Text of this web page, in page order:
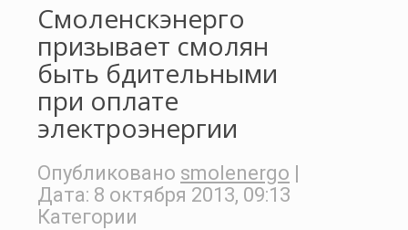
Смоленскэнерго
призывает смолян
быть бдительными
при оплате
электроэнергии
Опубликовано smolenergo
Дата: 8 октября 2013, 09:13
Категории